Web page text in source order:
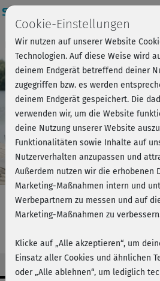
Kursvorschau - Jetzt mitmachen!
Aktive Pause -
Cookie-Einstellungen
Wir nutzen auf unserer Website
Technologien. Auf diese Weise wird
deinem Endgerät betreffend deiner
zugegriffen bzw. es werden
deinem Endgerät gespeichert. Die
verwenden wir, um die Website
deine Nutzung unserer Website
Funktionalitäten sowie Inhalte auf
Nutzerverhalten anzupassen und
Außerdem nutzen wir die erhobenen
Marketing-Maßnahmen intern und
Werbepartnern zu messen und auf
Marketing-Maßnahmen zu
Klicke auf „Alle akzeptieren“, um
Einsatz aller Cookies und ähnlichen
oder „Alle ablehnen“, um lediglich